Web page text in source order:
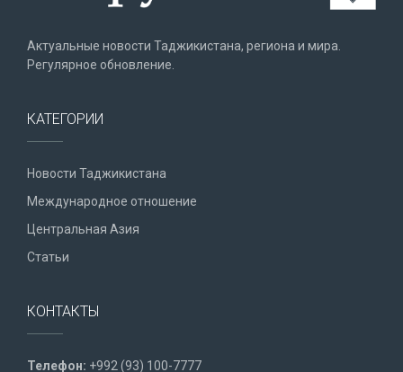
Актуальные новости Таджикистана, региона и мира.
Регулярное обновление.
КАТЕГОРИИ
Новости Таджикистана
Международное отношение
Центральная Азия
Статьи
КОНТАКТЫ
Телефон: +992 (93) 100-7777